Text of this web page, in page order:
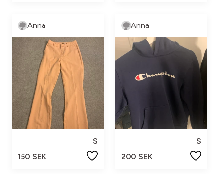
Anna
S
150 SEK
Anna
S
200 SEK